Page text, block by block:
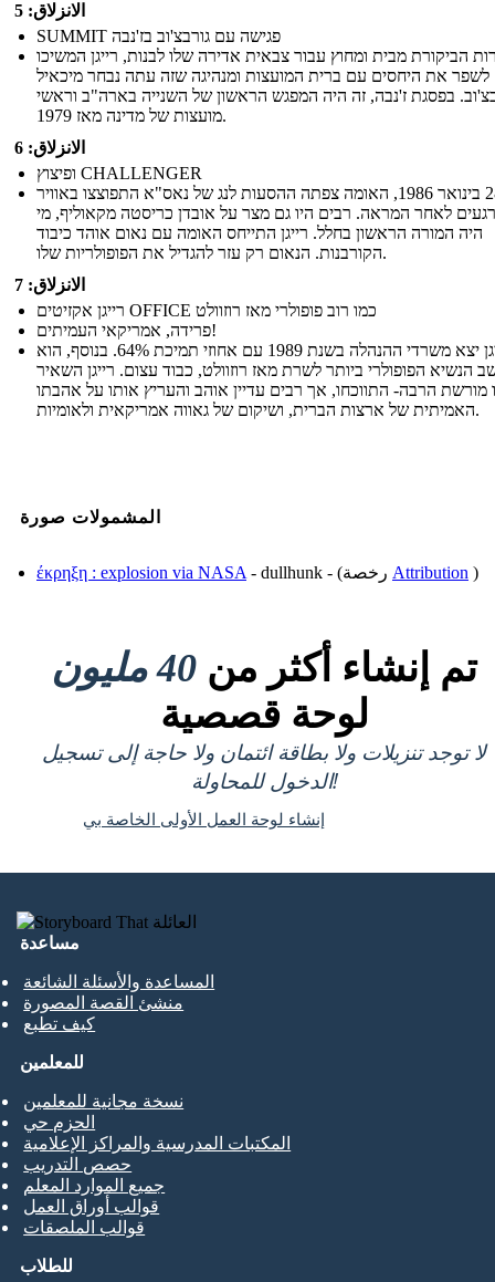
الانزلاق: 5
SUMMIT פגישה עם גורבצ'וב בז'נבה
הביקורת מבית ומחוץ עבור צבאית אדירה שלו לבנות, רייגן המשיכו
לשפר את היחסים עם ברית המועצות ומנהיגה שזה עתה נבחר מיכאיל
בפסגת ז'נבה, זה היה המפגש הראשון של השנייה בארה"ב וראשי
מועצות של מדינה מאז 1979.
الانزلاق: 6
ופיצוץ CHALLENGER
ב -28 בינואר 1986, האומה צפתה ההסעות לנג של נאס"א התפוצצו באוויר
לאחר המראה. רבים היו גם מצר על אובדן כריסטה מקאוליף, מי
היה המורה הראשון בחלל. רייגן התייחס האומה עם נאום אוהד כיבוד
הקורבנות. הנאום רק עזר להגדיל את הפופולריות שלו.
الانزلاق: 7
רייגן אקזיטים OFFICE כמו רוב פופולרי מאז רוזוולט
פרידה, אמריקאי העמיתים!
רייגן יצא משרדי ההנהלה בשנת 1989 עם אחוזי תמיכת 64%. בנוסף, הוא
הנשיא הפופולרי ביותר לשרת מאז רוזוולט, כבוד עצום. רייגן השאיר
מורשת הרבה- התווכחו, אך רבים עדיין אוהב והעריץ אותו על אהבתו
האמיתית של ארצות הברית, ושיקום של גאווה אמריקאית ולאומיות.
المشمولات صورة
έκρηξη : explosion via NASA Attribution )
تم إنشاء أكثر من 40 مليون
لوحة قصصية
لا توجد تنزيلات ولا بطاقة ائتمان ولا حاجة إلى تسجيل
الدخول للمحاولة!
إنشاء لوحة العمل الأولى الخاصة بي
مساعدة
المساعدة والأسئلة الشائعة
منشئ القصة المصورة
كيف تطبع
للطلاب
للمعلمين
نسخة مجانية للمعلمين
الحزم حي
المكتبات المدرسية والمراكز الإعلامية
حصص التدريب
جميع الموارد المعلم
قوالب أوراق العمل
قوالب الملصقات